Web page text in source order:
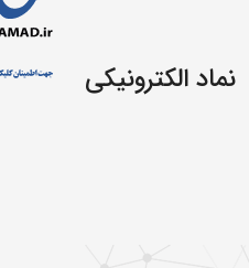
نماد الکترونیکی